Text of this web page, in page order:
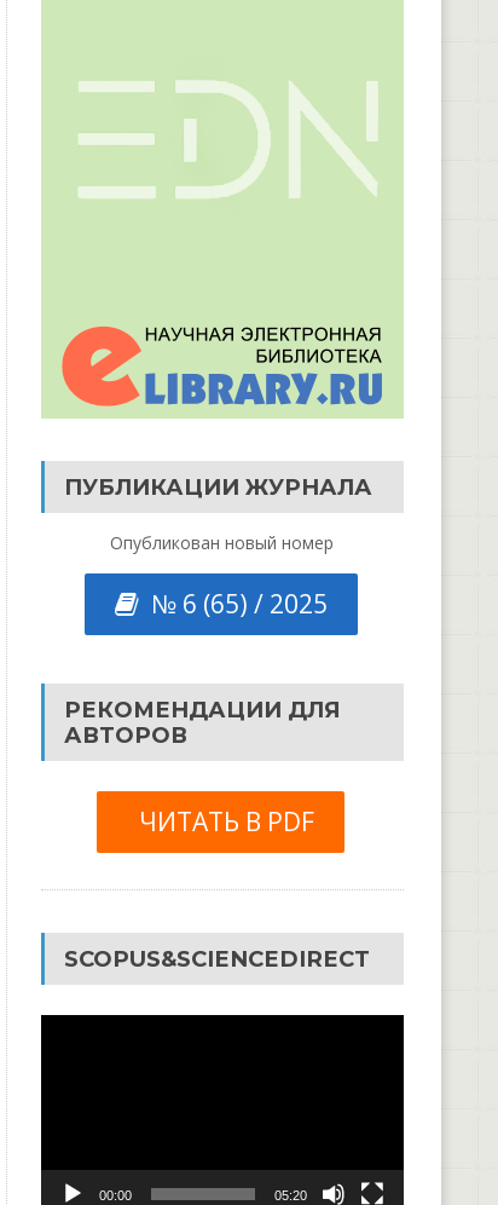
ПУБЛИКАЦИИ ЖУРНАЛА
Опубликован новый номер
№ 6 (65) / 2025
РЕКОМЕНДАЦИИ ДЛЯ
АВТОРОВ
ЧИТАТЬ В PDF
SCOPUS&SCIENCEDIRECT
00:00 05:20